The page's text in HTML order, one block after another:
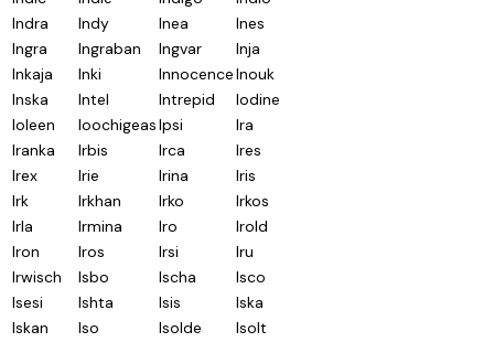
Indra
Indy Inea
Ines
Ingra
Ingraban Ingvar
Inja
Inkaja
Inki InnocenceInouk
Inska
Intel Intrepid
Iodine
Ioleen
IoochigeasIpsi
Ira
Iranka
Irbis Irca
Ires
Irex
Irie Irina
Iris
Irk
Irkhan Irko
Irkos
Irla
Irmina Iro
Irold
Iron
Iros Irsi
Iru
Irwisch
Isbo Ischa
Isco
Isesi
Ishta Isis
Iska
Iskan
Iso Isolde
Isolt